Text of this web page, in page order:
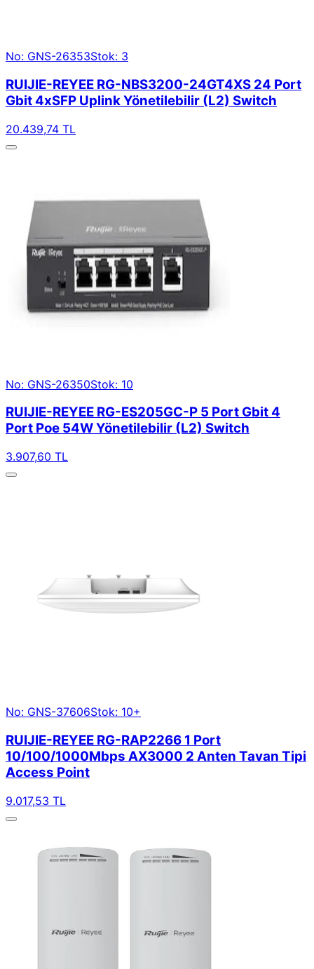
No: GNS-26353Stok: 3
RUIJIE-REYEE RG-NBS3200-24GT4XS 24 Port
Gbit 4xSFP Uplink Yönetilebilir (L2) Switch
20.439,74 TL
No: GNS-26350Stok: 10
RUIJIE-REYEE RG-ES205GC-P 5 Port Gbit 4
Port Poe 54W Yönetilebilir (L2) Switch
3.907,60 TL
No: GNS-37606Stok: 10+
RUIJIE-REYEE RG-RAP2266 1 Port
10/100/1000Mbps AX3000 2 Anten Tavan Tipi
Access Point
9.017,53 TL